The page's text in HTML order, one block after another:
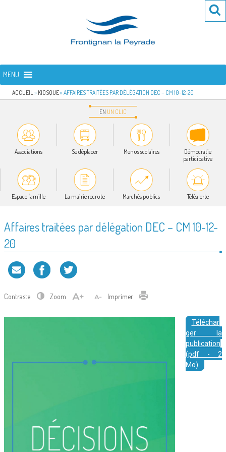
FRONTIGNAN LA PEYRADE
MENU
ACCUEIL » KIOSQUE»AFFAIRES TRAITÉES PAR DÉLÉGATION DEC – CM 10-12-20
EN UN CLIC
Associations Se déplacer Menus scolaires
Démocratie
participative
Espace famille La mairie recrute Marchés publics Téléalerte
Affaires traitées par délégation DEC – CM 10-12-
20
Contraste Zoom Imprimer
Téléchar
ger la
publication
(pdf - 2
Mo)